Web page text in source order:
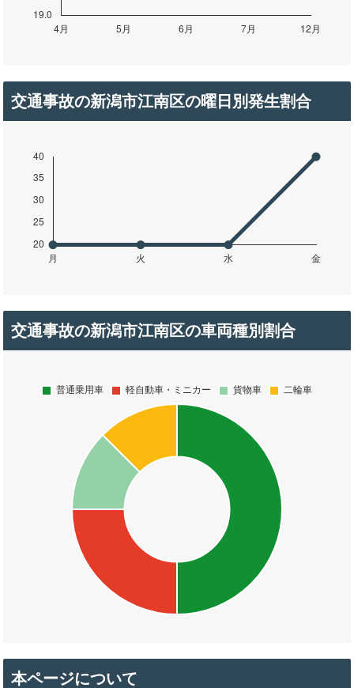
交通事故の新潟市江南区の曜日別発生割合
交通事故の新潟市江南区の車両種別割合
本ページについて